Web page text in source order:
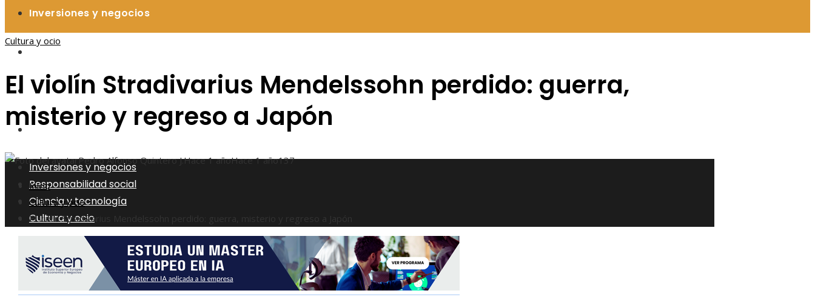
Inversiones y negocios
Ciencia y tecnología
Cultura y ocio
Inversiones y negocios
Responsabilidad social
Ciencia y tecnología
Cultura y ocio
Cultura y ocio
El violín Stradivarius Mendelssohn perdido: guerra,
misterio y regreso a Japón
Pedro Alfonso Quintero J.Hace 1 añoHace 1 año137
Inicio
Cultura y ocio
El violín Stradivarius Mendelssohn perdido: guerra, misterio y regreso a Japón